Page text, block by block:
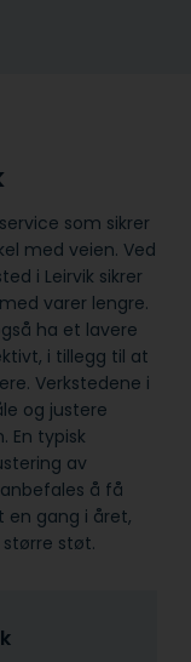
som sikrer
med veien. Ved
i Leirvik sikrer
varer lengre.
ha et lavere
i tillegg til at
Verkstedene i
og justere
En typisk
av
å få
en gang i året,
støt.